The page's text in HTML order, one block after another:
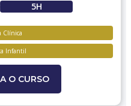
5H
Clínica
Infantil
O CURSO